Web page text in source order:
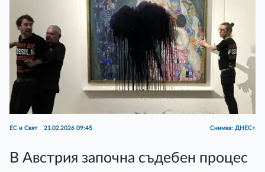
ЕС и Свят 21.02.2026 09:45 Снимка: ДНЕС+
В Австрия започна съдебен процес